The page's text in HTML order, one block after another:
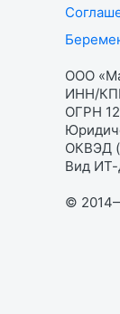
ООО
ИНН/
ОГРН
ОКВЭД
Вид ИТ-
©